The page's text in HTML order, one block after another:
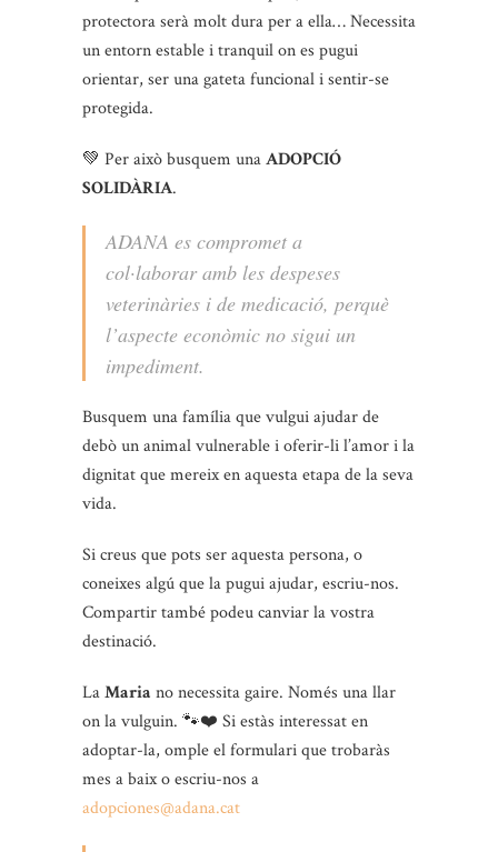
protectora serà molt dura per a ella… Necessita
un entorn estable i tranquil on es pugui
orientar, ser una gateta funcional i sentir-se
protegida.
💚 Per això busquem unaADOPCIÓ
SOLIDÀRIA.
ADANA es compromet a
col·laborar amb les despeses
veterinàries i de medicació, perquè
l’aspecte econòmic no sigui un
impediment.
Busquem una família que vulgui ajudar de
debò un animal vulnerable i oferir-li l’amor i la
dignitat que mereix en aquesta etapa de la seva
vida.
Si creus que pots ser aquesta persona, o
coneixes algú que la pugui ajudar, escriu-nos.
Compartir també podeu canviar la vostra
destinació.
LaMaria no necessita gaire. Només una llar
on la vulguin. 🐾❤️ Si estàs interessat en
adoptar-la, omple el formulari que trobaràs
mes a baix o escriu-nos a
adopciones@adana.cat